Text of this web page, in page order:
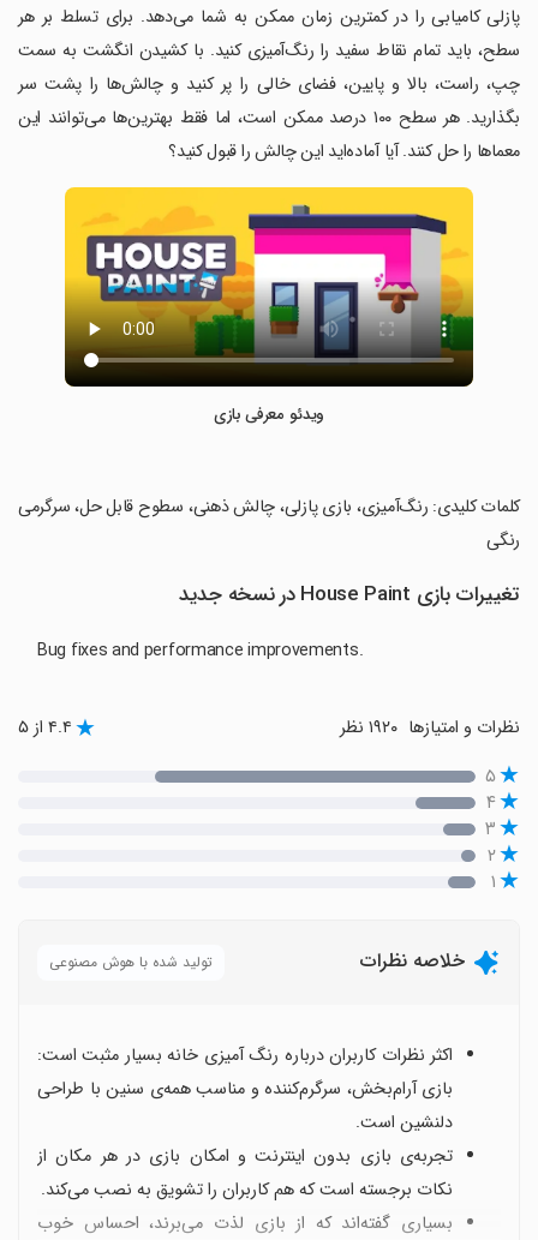
پازلی کامیابی را در کمترین زمان ممکن به شما می‌دهد. برای تسلط بر هر
سطح، باید تمام نقاط سفید را رنگ‌آمیزی کنید. با کشیدن انگشت به سمت
چپ، راست، بالا و پایین، فضای خالی را پر کنید و چالش‌ها را پشت سر
بگذارید. هر سطح ۱۰۰ درصد ممکن است، اما فقط بهترین‌ها می‌توانند این
معماها را حل کنند. آیا آماده‌اید این چالش را قبول کنید؟
ویدئو معرفی بازی
‏کلمات کلیدی: رنگ‌آمیزی، بازی پازلی، چالش ذهنی، سطوح قابل حل، سرگرمی
رنگی
تغییرات بازی House Paint در نسخه جدید
Bug fixes and performance improvements.
نظرات و امتیازها ۴.۴ از ۵
۵
۴
۳
۲
۱
خلاصه نظرات تولید شده با هوش مصنوعی
اکثر نظرات کاربران درباره رنگ آمیزی خانه بسیار مثبت است:
بازی آرام‌بخش، سرگرم‌کننده و مناسب همه‌ی سنین با طراحی
دلنشین است.
تجربه‌ی بازی بدون اینترنت و امکان بازی در هر مکان از
نکات برجسته است که هم کاربران را تشویق به نصب می‌کند.
بسیاری گفته‌اند که از بازی لذت می‌برند، احساس خوب